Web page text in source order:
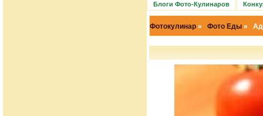
Блоги Фото-Кулинаров
Фотокулинар » Фото Еды »